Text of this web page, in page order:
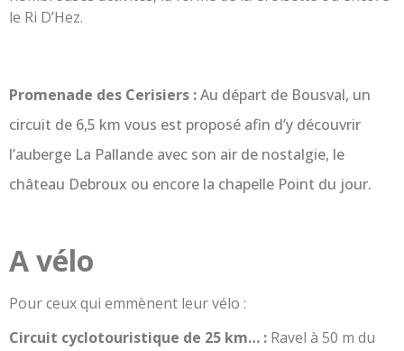
le Ri D’Hez.
Promenade des Cerisiers :Au départ de Bousval, un
circuit de 6,5 km vous est proposé afin d’y découvrir
l’auberge La Pallande avec son air de nostalgie, le
château Debroux ou encore la chapelle Point du jour.
A vélo
Pour ceux qui emmènent leur vélo :
Circuit cyclotouristique de 25 km… : Ravel à 50 m du